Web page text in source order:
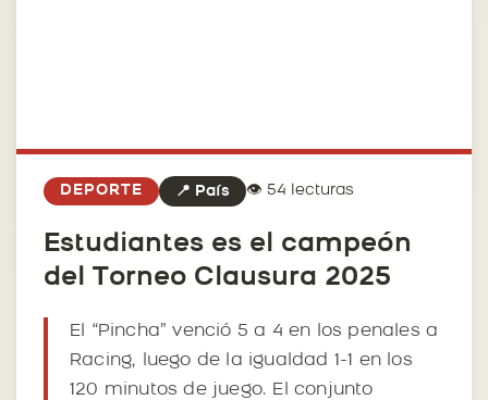
DEPORTE 📍 País 👁️ 54 lecturas
Estudiantes es el campeón
del Torneo Clausura 2025
El “Pincha” venció 5 a 4 en los penales a
Racing, luego de la igualdad 1-1 en los
120 minutos de juego. El conjunto